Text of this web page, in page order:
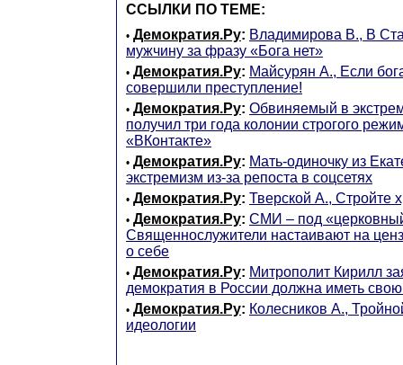
ССЫЛКИ ПО ТЕМЕ:
• Демократия.Ру: Владимирова В., В
мужчину за фразу «Бога нет»
• Демократия.Ру: Майсурян А., Если
совершили преступление!
• Демократия.Ру: Обвиняемый в
получил три года колонии строгого
«ВКонтакте»
• Демократия.Ру: Мать-одиночку из
экстремизм из-за репоста в соцсетях
• Демократия.Ру: Тверской А., Стройте
• Демократия.Ру: СМИ – под
Священнослужители настаивают на
о себе
• Демократия.Ру: Митрополит Кирилл
демократия в России должна иметь
• Демократия.Ру: Колесников А.,
идеологии